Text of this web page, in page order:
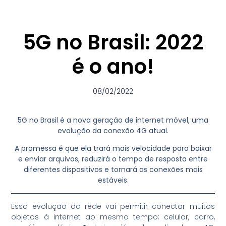
5G no Brasil: 2022
é o ano!
08/02/2022
5G no Brasil é a nova geração de internet móvel, uma
evolução da conexão 4G atual.
A promessa é que ela trará mais velocidade para baixar
e enviar arquivos, reduzirá o tempo de resposta entre
diferentes dispositivos e tornará as conexões mais
estáveis.
Essa evolução da rede vai permitir conectar muitos
objetos à internet ao mesmo tempo: celular, carro,